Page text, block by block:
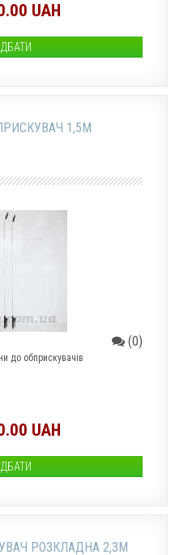
UAH
1,5М
(0)
до обприскувачів
UAH
РОЗКЛАДНА 2,3М